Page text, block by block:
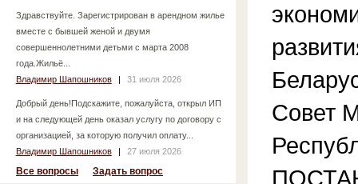
Здравствуйте. Зарегистрирован в арендном жилье
вместе с бывшей женой и двумя
совершеннолетними детьми с марта 2008
года.Жильё...
Владимир Шапошников
| 31 июля 2026
Добрый день!Подскажите, пожалуйста, открыл ИП
и на следующей день оказал услугу по договору с
организацией, за которую получил оплату...
Владимир Шапошников
| 27 июля 2026
Все вопросы Задать вопрос
Совет